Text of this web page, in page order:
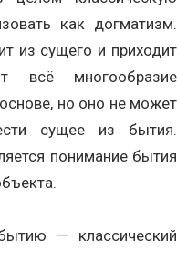
как догматизм.
из сущего и приходит
многообразие
но оно не может
сущее из бытия.
понимание бытия
— классический